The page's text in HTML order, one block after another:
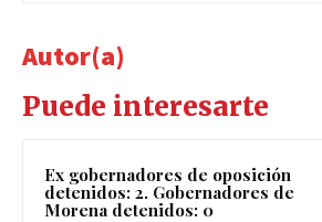
Autor(a)
Puede interesarte
Ex gobernadores de oposición
detenidos: 2. Gobernadores de
Morena detenidos: 0